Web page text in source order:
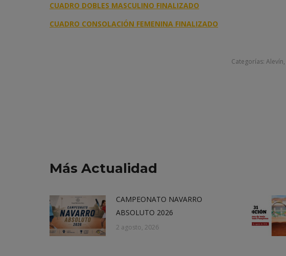
CUADRO DOBLES MASCULINO FINALIZADO
CUADRO CONSOLACIÓN FEMENINA FINALIZADO
Categorías: Alevín,
Más Actualidad
CAMPEONATO NAVARRO
ABSOLUTO 2026
2 agosto, 2026